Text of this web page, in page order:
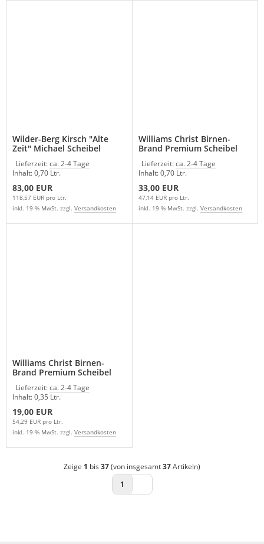
Wilder-Berg Kirsch "Alte
Zeit" Michael Scheibel
Lieferzeit:ca. 2-4 Tage
Inhalt: 0,70 Ltr.
83,00 EUR
118,57 EUR pro Ltr.
inkl. 19 % MwSt. zzgl. Versandkosten
Williams Christ Birnen-
Brand Premium Scheibel
Lieferzeit:ca. 2-4 Tage
Inhalt: 0,70 Ltr.
33,00 EUR
47,14 EUR pro Ltr.
inkl. 19 % MwSt. zzgl. Versandkosten
Williams Christ Birnen-
Brand Premium Scheibel
Lieferzeit:ca. 2-4 Tage
Inhalt: 0,35 Ltr.
19,00 EUR
54,29 EUR pro Ltr.
inkl. 19 % MwSt. zzgl. Versandkosten
Zeige 1 bis 37(von insgesamt37Artikeln)
1